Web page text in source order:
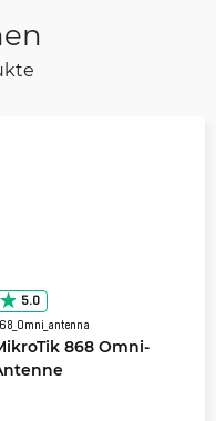
5.0
868 Omni-